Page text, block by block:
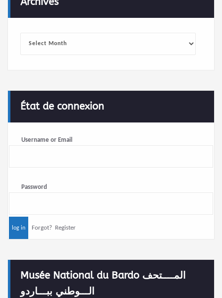
État de connexion
Username or Email
Password
Forgot? Register
Musée National du Bardo المــــتحف
الـــوطني ببـــاردو